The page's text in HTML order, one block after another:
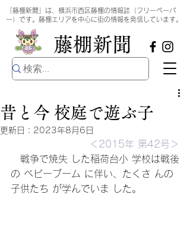
​藤棚新聞
「藤棚新聞」は、横浜市西区藤棚の情報誌（フリーペーパ
ー）です。藤棚エリアを中心に街の情報を発信しています。
昔と今 校庭で遊ぶ子
更新日： 2023年8月6日
＜2015年 第42号＞
戦争で焼失 した稲荷台小 学校は戦後
の ベビーブーム に伴い、たくさ んの
子供たち が学んでいま した。